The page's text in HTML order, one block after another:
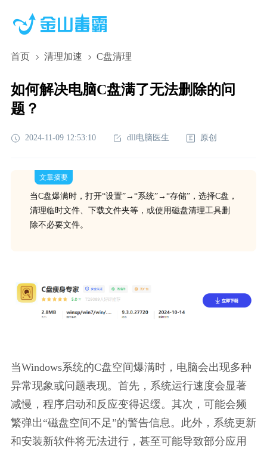
首页 清理加速 C盘清理
如何解决电脑C盘满了无法删除的问
题？
2024-11-09 12:53:10 dll电脑医生 原创
文章摘要
当C盘爆满时，打开“设置”→“系统”→“存储”，选择C盘，
清理临时文件、下载文件夹等，或使用磁盘清理工具删
除不必要文件。
当Windows系统的C盘空间爆满时，电脑会出现多种
异常现象或问题表现。首先，系统运行速度会显著
减慢，程序启动和反应变得迟缓。其次，可能会频
繁弹出“磁盘空间不足”的警告信息。此外，系统更新
和安装新软件将无法进行，甚至可能导致部分应用